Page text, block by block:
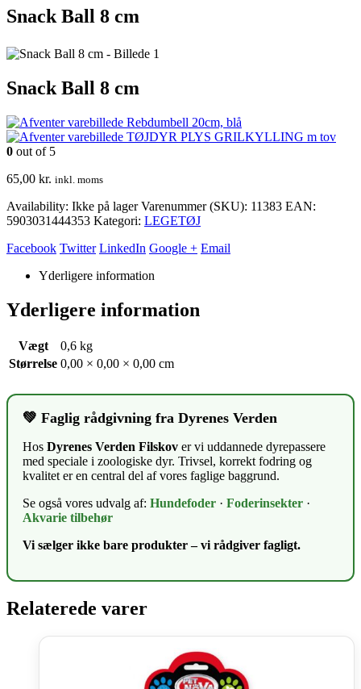
Snack Ball 8 cm
Snack Ball 8 cm
Rebdumbell 20cm, blå
TØJDYR PLYS GRILKYLLING m tov
0 out of 5
65,00 kr. inkl. moms
Availability: Ikke på lager Varenummer (SKU): 11383 EAN:
5903031444353 Kategori: LEGETØJ
Facebook Twitter LinkedIn Google + Email
Yderligere information
Yderligere information
Vægt
0,6 kg
Størrelse 0,00 × 0,00 × 0,00 cm
💚 Faglig rådgivning fra Dyrenes Verden
Hos Dyrenes Verden Filskov er vi uddannede dyrepassere
med speciale i zoologiske dyr. Trivsel, korrekt fodring og
kvalitet er en central del af vores faglige baggrund.
Se også vores udvalg af: Hundefoder · Foderinsekter ·
Akvarie tilbehør
Vi sælger ikke bare produkter – vi rådgiver fagligt.
Relaterede varer